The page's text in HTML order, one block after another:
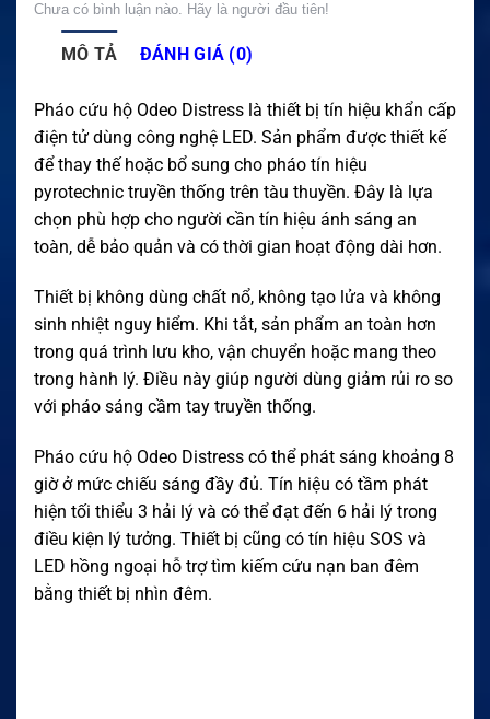
Chưa có bình luận nào. Hãy là người đầu tiên!
MÔ TẢ ĐÁNH GIÁ (0)
Pháo cứu hộ Odeo Distress là thiết bị tín hiệu khẩn cấp
điện tử dùng công nghệ LED. Sản phẩm được thiết kế
để thay thế hoặc bổ sung cho pháo tín hiệu
pyrotechnic truyền thống trên tàu thuyền. Đây là lựa
chọn phù hợp cho người cần tín hiệu ánh sáng an
toàn, dễ bảo quản và có thời gian hoạt động dài hơn.
Thiết bị không dùng chất nổ, không tạo lửa và không
sinh nhiệt nguy hiểm. Khi tắt, sản phẩm an toàn hơn
trong quá trình lưu kho, vận chuyển hoặc mang theo
trong hành lý. Điều này giúp người dùng giảm rủi ro so
với pháo sáng cầm tay truyền thống.
Pháo cứu hộ Odeo Distress có thể phát sáng khoảng 8
giờ ở mức chiếu sáng đầy đủ. Tín hiệu có tầm phát
hiện tối thiểu 3 hải lý và có thể đạt đến 6 hải lý trong
điều kiện lý tưởng. Thiết bị cũng có tín hiệu SOS và
LED hồng ngoại hỗ trợ tìm kiếm cứu nạn ban đêm
bằng thiết bị nhìn đêm.